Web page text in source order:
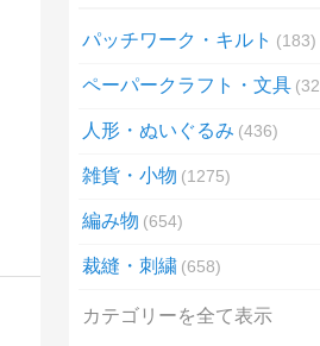
パッチワーク・キルト 183
ペーパークラフト・文具
人形・ぬいぐるみ 436
雑貨・小物 1275
編み物 654
裁縫・刺繍 658
カテゴリーを全て表示